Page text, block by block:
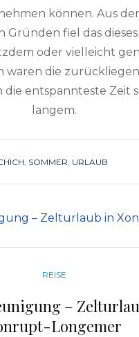
können. Aus
Gründen fiel das
oder vielleicht
waren die
die entspannteste Zeit
langem.
SOMMER URLAUB
CATEGORIES
REISE
–
Longemer